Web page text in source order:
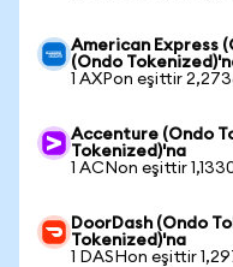
American Express
(Ondo
1 AXPon eşittir
Accenture (Ondo
Tokenized)'na
1 ACNon eşittir
DoorDash (Ondo
Tokenized)'na
1 DASHon eşittir